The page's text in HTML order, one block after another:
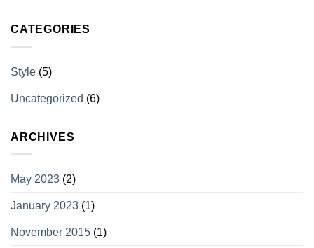
CATEGORIES
Style (5)
Uncategorized (6)
ARCHIVES
May 2023 (2)
January 2023 (1)
November 2015 (1)